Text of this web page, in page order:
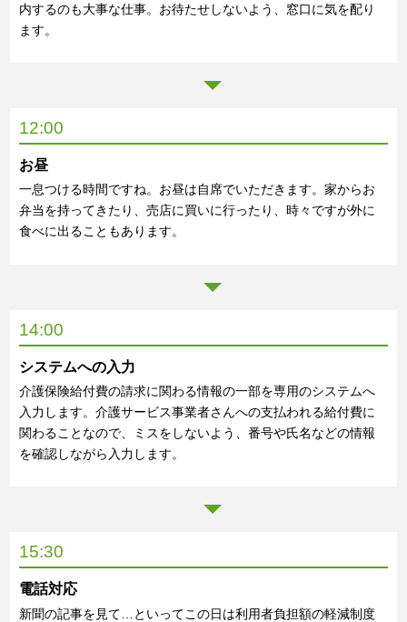
内するのも大事な仕事。お待たせしないよう、窓口に気を配り
ます。
12:00
お昼
一息つける時間ですね。お昼は自席でいただきます。家からお
弁当を持ってきたり、売店に買いに行ったり、時々ですが外に
食べに出ることもあります。
14:00
システムへの入力
介護保険給付費の請求に関わる情報の一部を専用のシステムへ
入力します。介護サービス事業者さんへの支払われる給付費に
関わることなので、ミスをしないよう、番号や氏名などの情報
を確認しながら入力します。
15:30
電話対応
新聞の記事を見て…といってこの日は利用者負担額の軽減制度